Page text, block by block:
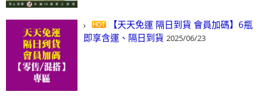
【天天免運 隔日到貨 會員加碼】6瓶
即享含運、隔日到貨 2025/06/23